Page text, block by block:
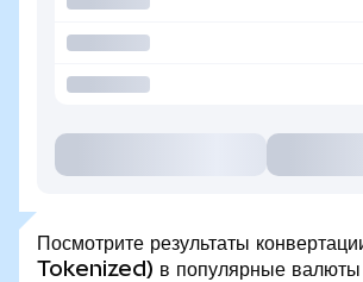
Посмотрите результаты
Tokenized) в популярные валюты